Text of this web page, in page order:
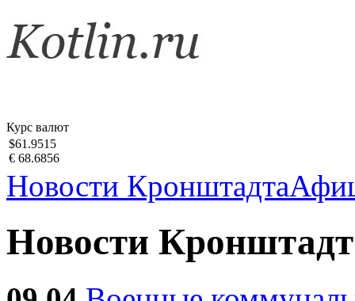
Курс валют
$61.9515
€ 68.6856
Новости Кронштадта
Новости